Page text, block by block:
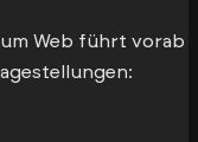
Web führt vorab